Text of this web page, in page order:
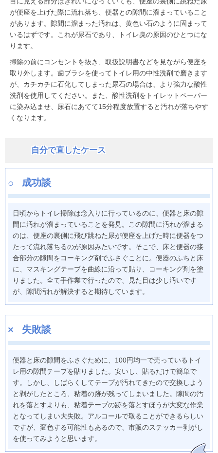
が便座を上げた際に流れ落ち、便器との隙間に溜まっていること
があります。隙間に溜まった汚れは、黄色い石のように固まって
いるはずです。これが尿石であり、トイレ臭の原因のひとつにな
ります。
掃除の前にコンセントを抜き、取扱説明書などを見ながら便座を
取り外します。歯ブラシを使ってトイレ用の中性洗剤で磨きます
が、カチカチに石化してしまった尿石の場合は、より強力な酸性
洗剤を使用してください。また、酸性洗剤をトイレットペーパー
に染み込ませ、尿石にあてて15分程度放置すると汚れが落ちやす
くなります。
自分で直したケース
成功談
日頃からトイレ掃除は念入りに行っているのに、便器と床の隙
間に汚れが溜まっていることを発見。この隙間に汚れが溜まる
のは、便座の裏側に飛び跳ねた尿が便座を上げた時に便器をつ
たって流れ落ちるのが原因みたいです。そこで、床と便器の接
合部分の隙間をコーキング剤でふさぐことに。便器のふちと床
に、マスキングテープを曲線に沿って貼り、コーキング剤を塗
りました。全て手作業で行ったので、見た目は少し汚いです
が、隙間汚れが解決すると期待しています。
失敗談
便器と床の隙間をふさぐために、100円均一で売っているトイ
レ用の隙間テープを貼りました。安いし、貼るだけで簡単で
す。しかし、しばらくしてテープが汚れてきたので交換しよう
と剥がしたところ、粘着の跡が残ってしまいました。隙間の汚
れを落とすよりも、粘着テープの跡を落とすほうが大変な作業
となってしまい大失敗。アルコールで取ることができるらしい
ですが、変色する可能性もあるので、市販のステッカー剥がし
を使ってみようと思います。